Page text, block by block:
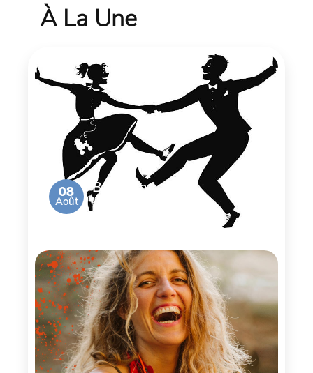
À La Une
08
Août
Bal de la
Brocante